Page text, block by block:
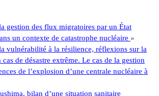
gestion des flux migratoires par un État
un contexte de catastrophe nucléaire »
vulnérabilité à la résilience, réflexions sur la
de désastre extrême. Le cas de la gestion
de l’explosion d’une centrale nucléaire à
bilan d’une situation sanitaire